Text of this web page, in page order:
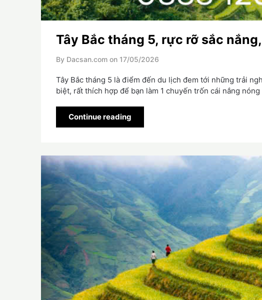
Tây Bắc tháng 5, rực rỡ sắc
By Dacsan.com on 17/05/2026
Tây Bắc tháng 5 là điểm đến du lịch đem tới những trải
biệt, rất thích hợp để bạn làm 1 chuyến trốn cái nắng
Continue reading